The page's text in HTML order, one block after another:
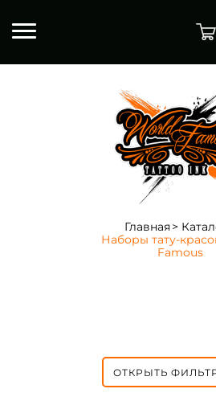
Главная
Наборы тату-
Famous
ОТКРЫТЬ